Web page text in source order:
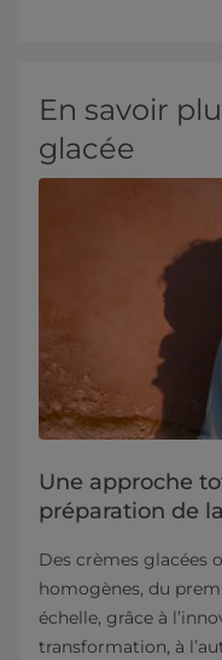
En savoir
glacée
Une approche
préparation de
Des crèmes glacées
homogènes, du
échelle, grâce à
transformation, à